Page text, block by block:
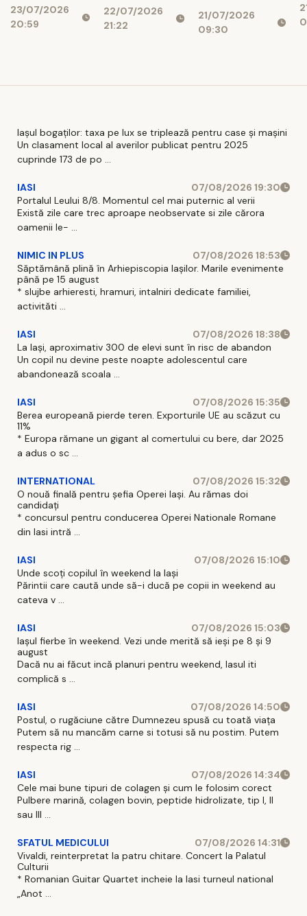
de euro dacă
legea
23/07/2026
20:59
explică de ce
cresc
22/07/2026
21:22
partidul”
21/07/2026
09:30
Iașul bogaților: taxa pe lux se triplează pentru case și mașini
Un clasament local al averilor publicat pentru 2025
cuprinde 173 de po ...
IASI
07/08/2026 19:30
Portalul Leului 8/8. Momentul cel mai puternic al verii
Există zile care trec aproape neobservate si zile cărora
oamenii le- ...
NIMIC IN PLUS
07/08/2026 18:53
Săptămână plină în Arhiepiscopia Iașilor. Marile evenimente
până pe 15 august
* slujbe arhieresti, hramuri, intalniri dedicate familiei,
activităti ...
IASI
07/08/2026 18:38
La Iași, aproximativ 300 de elevi sunt în risc de abandon
Un copil nu devine peste noapte adolescentul care
abandonează scoala ...
IASI
07/08/2026 15:35
Berea europeană pierde teren. Exporturile UE au scăzut cu
11%
* Europa rămane un gigant al comertului cu bere, dar 2025
a adus o sc ...
INTERNATIONAL
07/08/2026 15:32
O nouă finală pentru șefia Operei Iași. Au rămas doi
candidați
* concursul pentru conducerea Operei Nationale Romane
din Iasi intră ...
IASI
07/08/2026 15:10
Unde scoți copilul în weekend la Iași
Părintii care caută unde să-i ducă pe copii in weekend au
cateva v ...
IASI
07/08/2026 15:03
Iașul fierbe în weekend. Vezi unde merită să ieși pe 8 și 9
august
Dacă nu ai făcut incă planuri pentru weekend, Iasul iti
complică s ...
IASI
07/08/2026 14:50
Postul, o rugăciune către Dumnezeu spusă cu toată viața
Putem să nu mancăm carne si totusi să nu postim. Putem
respecta rig ...
IASI
07/08/2026 14:34
Cele mai bune tipuri de colagen și cum le folosim corect
Pulbere marină, colagen bovin, peptide hidrolizate, tip I, II
sau III ...
SFATUL MEDICULUI
07/08/2026 14:31
Vivaldi, reinterpretat la patru chitare. Concert la Palatul
Culturii
* Romanian Guitar Quartet incheie la Iasi turneul national
„Anot ...